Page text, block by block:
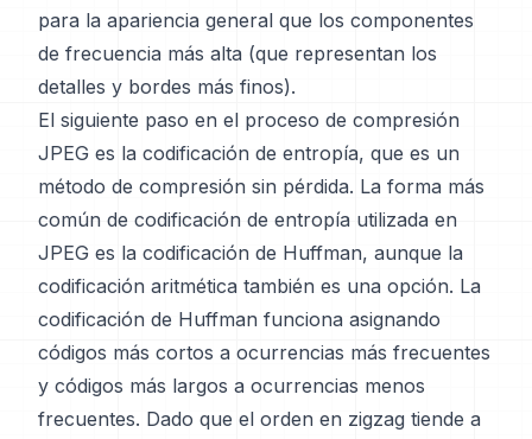
para la apariencia general que los componentes
de frecuencia más alta (que representan los
detalles y bordes más finos).
El siguiente paso en el proceso de compresión
JPEG es la codificación de entropía, que es un
método de compresión sin pérdida. La forma más
común de codificación de entropía utilizada en
JPEG es la codificación de Huffman, aunque la
codificación aritmética también es una opción. La
codificación de Huffman funciona asignando
códigos más cortos a ocurrencias más frecuentes
y códigos más largos a ocurrencias menos
frecuentes. Dado que el orden en zigzag tiende a